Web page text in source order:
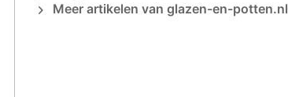
Meer artikelen van glazen-en-potten.nl